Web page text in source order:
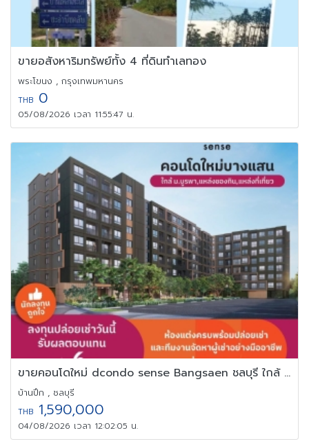
ขายอสังหาริมทรัพย์ทั้ง 4 ที่ดินทำเลทอง
พระโขนง , กรุงเทพมหานคร
THB 0
05/08/2026 เวลา 11:55:47 น.
ขายคอนโดใหม่ dcondo sense Bangsaen ชลบุรี ใกล้ ม.บูรพา พร้อมอยู่
บ้านปึก , ชลบุรี
THB 1,590,000
04/08/2026 เวลา 12:02:05 น.